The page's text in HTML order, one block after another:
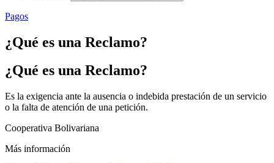
Pagos
¿Qué es una Reclamo?
¿Qué es una Reclamo?
Es la exigencia ante la ausencia o indebida prestación de un servicio
o la falta de atención de una petición.
Cooperativa Bolivariana
Más información